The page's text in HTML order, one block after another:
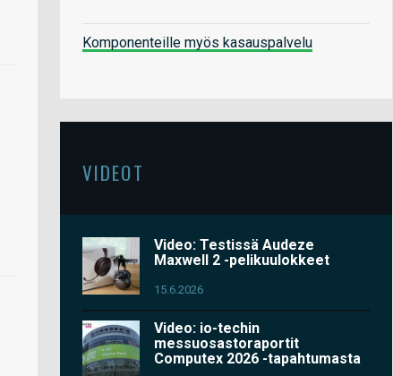
Komponenteille myös kasauspalvelu
VIDEOT
Video: Testissä Audeze
Maxwell 2 -pelikuulokkeet
15.6.2026
Video: io-techin
messuosastoraportit
Computex 2026 -tapahtumasta